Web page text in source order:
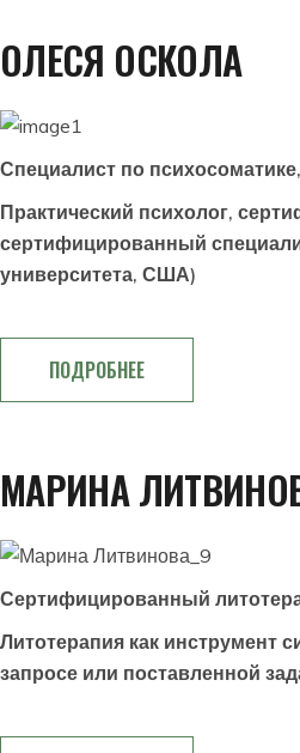
ОЛЕСЯ ОСКОЛА
Специалист по
Практический психолог,
сертифицированный
университета, США)
ПОДРОБНЕЕ
МАРИНА
Сертифицированный
Литотерапия как инструмент
запросе или поставленной